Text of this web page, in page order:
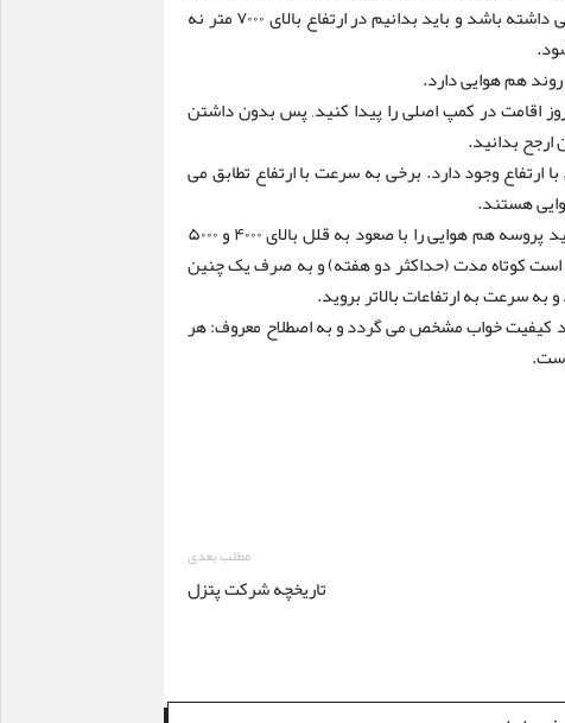
لمس کمپ آخر می تواند بیشترین تاثیر را در هم هوایی نهایی داشته باشد و باید بدانیم در ارتفاع بالای ۷۰۰۰ متر نه
هم هوایی دارد.
اقامت در کمپ اصلی را پیدا کنید, پس بدون داشتن
بدانید.
ارتفاع وجود دارد. برخی به سرعت با ارتفاع تطابق می
هستند.
– پیش از رسیدن به کمپ اصلی و حتی در کشور خود می توانید پروسه هم هوایی را با صعود به قلل بالای ۴۰۰۰ و ۵۰۰۰
است کوتاه مدت (حداکثر دو هفته) و به صرف یک چنین
سرعت به ارتفاعات بالاتر بروید.
کیفیت خواب مشخص می گردد و به اصطلاح معروف: هر
مطلب بعدی
تاریخچه شرکت پتزل